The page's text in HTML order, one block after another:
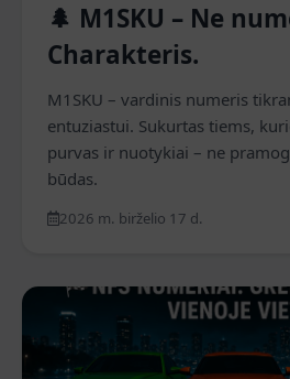
🌲 M1SKU – Ne
Charakteris.
M1SKU – vardinis numeris
entuziastui. Sukurtas tiems,
purvas ir nuotykiai – ne
būdas.
2026 m. birželio 17 d.